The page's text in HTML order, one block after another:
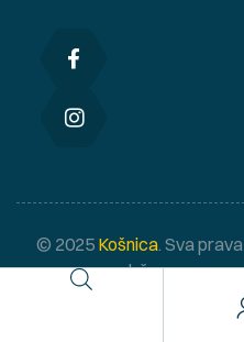
© 2025Košnica. Sva prava
zadržana